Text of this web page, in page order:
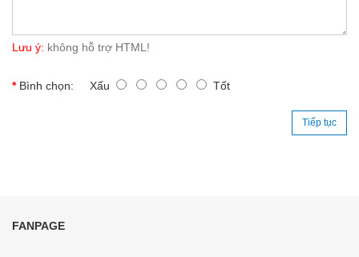
Lưu ý: không hỗ trợ HTML!
Bình chọn: Xấu Tốt
Tiếp tục
FANPAGE